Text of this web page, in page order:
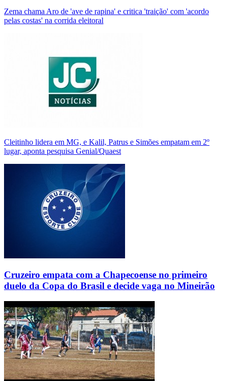
Zema chama Aro de 'ave de rapina' e critica 'traição' com 'acordo
pelas costas' na corrida eleitoral
Cleitinho lidera em MG, e Kalil, Patrus e Simões empatam em 2º
lugar, aponta pesquisa Genial/Quaest
Cruzeiro empata com a Chapecoense no primeiro
duelo da Copa do Brasil e decide vaga no Mineirão